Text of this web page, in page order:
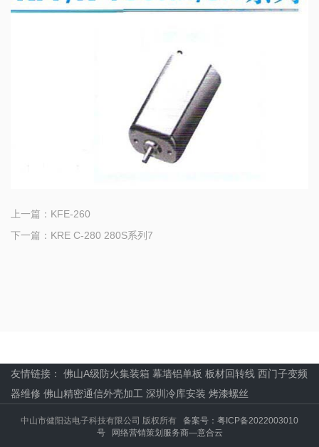
上一篇： KFE-260
下一篇： KRE C-280 280S系列7
友情链接： 佛山A级防火集装箱 幕墙铝单板 板材回转线 西门子变频
器维修 佛山精密通信外壳加工 深圳冷库安装 烤漆螺丝
中山市健阳达电子科技有限公司 版权所有 备案号：粤ICP备2022003010
号
网络营销策划服务商—意合云